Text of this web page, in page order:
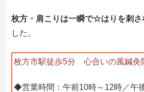
枚方・肩こりは一瞬で☆はりを刺さ
した。
枚方市駅徒歩5分 心合いの風鍼灸
◆営業時間：午前10時～12時／午